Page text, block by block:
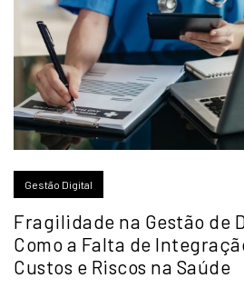
Gestão Digital
Fragilidade na Gestão de
Como a Falta de
Custos e Riscos na Saúde